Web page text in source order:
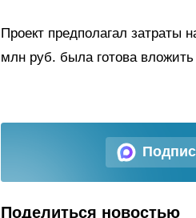
Проект предполагал затраты
млн руб. была готова
Поделиться новостью